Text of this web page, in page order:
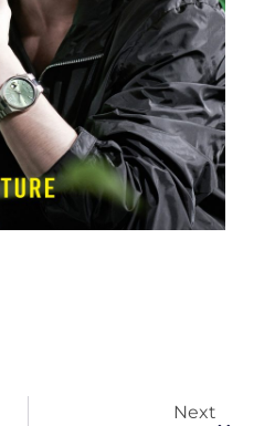
Next